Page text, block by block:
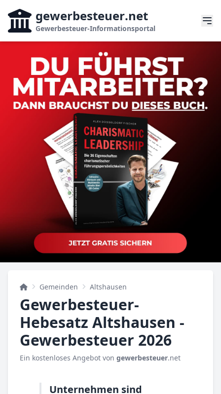
gewerbesteuer.net
Gewerbesteuer-Informationsportal
Gemeinden Altshausen
Gewerbesteuer-
Hebesatz Altshausen -
Gewerbesteuer 2026
Ein kostenloses Angebot von gewerbesteuer.net
Unternehmen sind